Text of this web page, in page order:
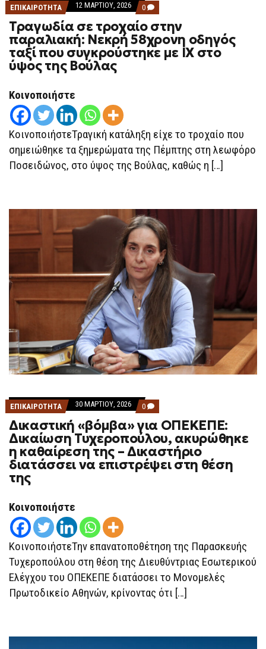
ΕΠΙΚΑΙΡΟΤΗΤΑ 12 ΜΑΡΤΊΟΥ, 2026 0 COMMENTS
ON
ΤΡΑΓΩΔΊΑ
ΣΕ
ΤΡΟΧΑΊΟ
ΣΤΗΝ
ΠΑΡΑΛΙΑΚΉ:
ΙΧ
ΣΤΟ
ΎΨΟΣ
ΤΗΣ
ΒΟΎΛΑΣ
Τραγωδία σε τροχαίο στην
παραλιακή: Νεκρή 58χρονη οδηγός
ταξί που συγκρούστηκε με ΙΧ στο
ύψος της Βούλας
Κοινοποιήστε
ΚοινοποιήστεΤραγική κατάληξη είχε το τροχαίο που
σημειώθηκε τα ξημερώματα της Πέμπτης στη λεωφόρο
Ποσειδώνος, στο ύψος της Βούλας, καθώς η […]
ΕΠΙΚΑΙΡΟΤΗΤΑ 30 ΜΑΡΤΊΟΥ, 2026 0 COMMENTS
ON
ΔΙΚΑΣΤΙΚΉ
«ΒΌΜΒΑ»
ΓΙΑ
ΟΠΕΚΕΠΕ:
ΔΙΚΑΊΩΣΗ
ΤΥΧΕΡΟΠΟΎΛΟΥ,
ΕΠΙΣΤΡΈΨΕΙ
ΣΤΗ
ΘΈΣΗ
ΤΗΣ
Δικαστική «βόμβα» για ΟΠΕΚΕΠΕ:
Δικαίωση Τυχεροπούλου, ακυρώθηκε
η καθαίρεση της – Δικαστήριο
διατάσσει να επιστρέψει στη θέση
της
Κοινοποιήστε
ΚοινοποιήστεΤην επανατοποθέτηση της Παρασκευής
Τυχεροπούλου στη θέση της Διευθύντριας Εσωτερικού
Ελέγχου του ΟΠΕΚΕΠΕ διατάσσει το Μονομελές
Πρωτοδικείο Αθηνών, κρίνοντας ότι […]